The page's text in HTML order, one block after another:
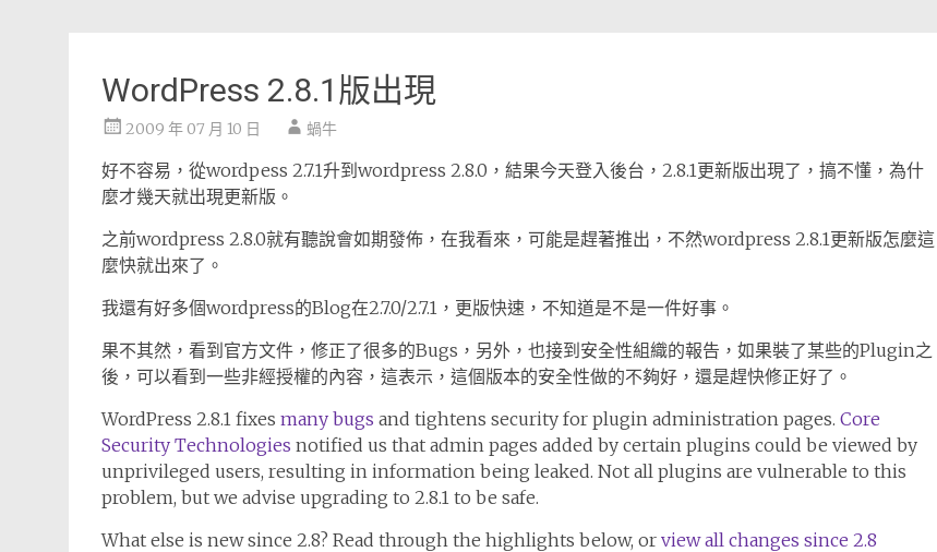
WordPress 2.8.1版出現
2009 年 07 月 10 日 蝸牛
好不容易，從wordpess 2.7.1升到wordpress 2.8.0，結果今天登入後台，2.8.1更新版出現了，搞不懂，為什
麼才幾天就出現更新版。
之前wordpress 2.8.0就有聽說會如期發佈，在我看來，可能是趕著推出，不然wordpress 2.8.1更新版怎麼這
麼快就出來了。
我還有好多個wordpress的Blog在2.7.0/2.7.1，更版快速，不知道是不是一件好事。
果不其然，看到官方文件，修正了很多的Bugs，另外，也接到安全性組織的報告，如果裝了某些的Plugin之
後，可以看到一些非經授權的內容，這表示，這個版本的安全性做的不夠好，還是趕快修正好了。
WordPress 2.8.1 fixes many bugs and tightens security for plugin administration pages. Core
Security Technologies notified us that admin pages added by certain plugins could be viewed by
unprivileged users, resulting in information being leaked. Not all plugins are vulnerable to this
problem, but we advise upgrading to 2.8.1 to be safe.
What else is new since 2.8? Read through the highlights below, or view all changes since 2.8